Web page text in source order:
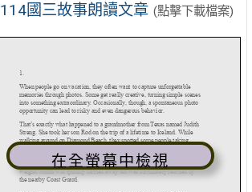
114國三故事朗讀文章 (點擊下載檔案)
在全螢幕中檢視